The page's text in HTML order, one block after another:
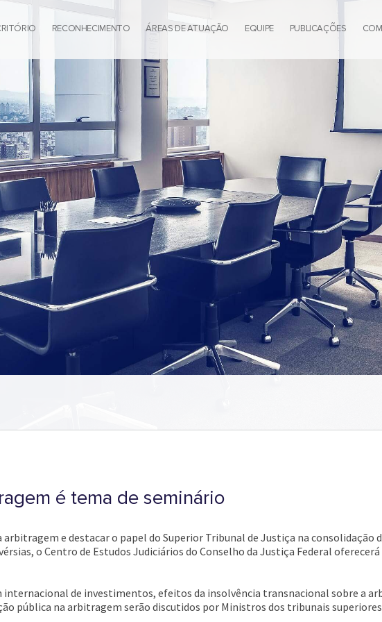
RECONHECIMENTO ÁREAS DE ATUAÇÃO EQUIPE PUBLICAÇÕES
é tema de seminário
e destacar o papel do Superior Tribunal de Justiça na consolidação
o Centro de Estudos Judiciários do Conselho da Justiça Federal
internacional de investimentos, efeitos da insolvência transnacional sobre a
pública na arbitragem serão discutidos por Ministros dos tribunais